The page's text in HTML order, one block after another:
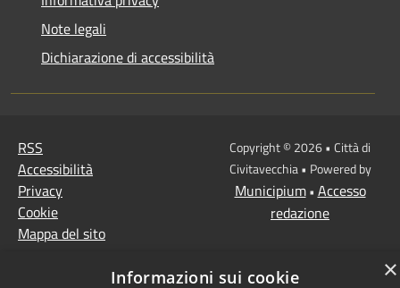
Note legali
Dichiarazione di accessibilità
RSS
Accessibilità
Privacy
Cookie
Mappa del sito
Copyright © 2026 • Città di
Civitavecchia • Powered by
Municipium• Accesso
redazione
×
Informazioni sui cookie